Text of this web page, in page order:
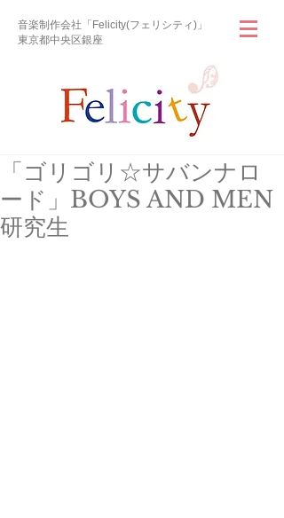
音楽制作会社「Felicity(フェリシティ)」
東京都中央区銀座
「ゴリゴリ☆サバンナロ
ード」BOYS AND MEN
研究生